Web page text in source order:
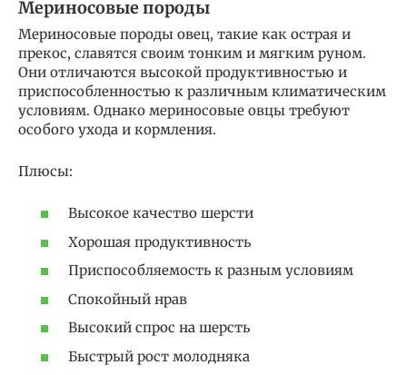
Мериносовые породы
Мериносовые породы овец, такие как острая и
прекос, славятся своим тонким и мягким руном.
Они отличаются высокой продуктивностью и
приспособленностью к различным климатическим
условиям. Однако мериносовые овцы требуют
особого ухода и кормления.
Плюсы:
Высокое качество шерсти
Хорошая продуктивность
Приспособляемость к разным условиям
Спокойный нрав
Высокий спрос на шерсть
Быстрый рост молодняка